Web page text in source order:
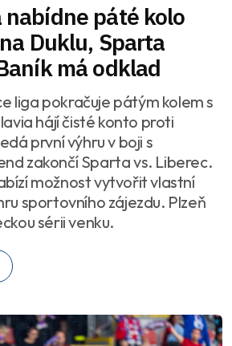
nabídne páté kolo
Duklu, Sparta
má odklad
liga pokračuje pátým kolem s
hájí čisté konto proti
první výhru v boji s
zakončí Sparta vs. Liberec.
možnost vytvořit vlastní
sportovního zájezdu. Plzeň
sérii venku.